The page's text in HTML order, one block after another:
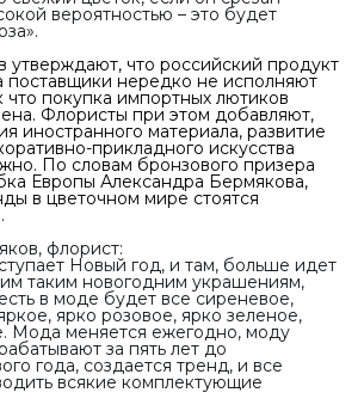
вероятностью – это будет
утверждают, что российский продукт
поставщики нередко не исполняют
что покупка импортных лютиков
Флористы при этом добавляют,
иностранного материала, развитие
прикладного искусства
По словам бронзового призера
Европы Александра Бермякова,
в цветочном мире стоятся
флорист:
Новый год, и там, больше идет
таким новогодним украшениям,
в моде будет все сиреневое,
ярко розовое, ярко зеленое,
Мода меняется ежегодно, моду
за пять лет до
года, создается тренд, и все
всякие комплектующие